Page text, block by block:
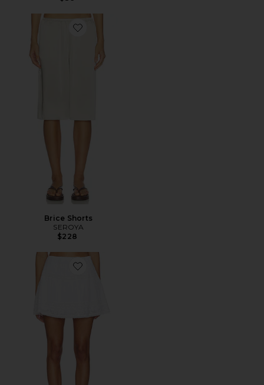
Favorite Brice Shorts
Brice Shorts
SEROYA
$228
Favorite Camden Skort